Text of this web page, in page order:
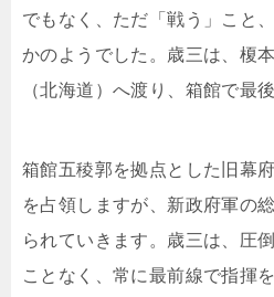
でもなく、ただ「戦う」こと
かのようでした。歳三は、榎
（北海道）へ渡り、箱館で最
箱館五稜郭を拠点とした旧幕
を占領しますが、新政府軍の
られていきます。歳三は、圧
ことなく、常に最前線で指揮